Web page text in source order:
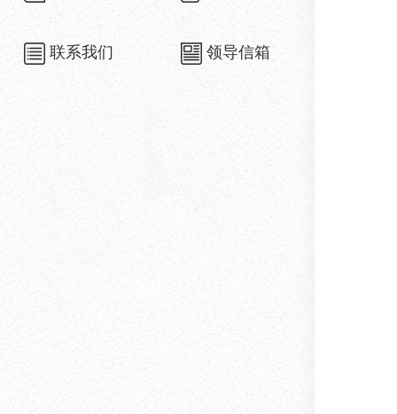
联系我们 领导信箱